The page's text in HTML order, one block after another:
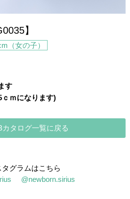
】
（女の子）
す
ｍになります)・
カタログ一覧に戻る
タグラムはこちら
@newborn.sirius